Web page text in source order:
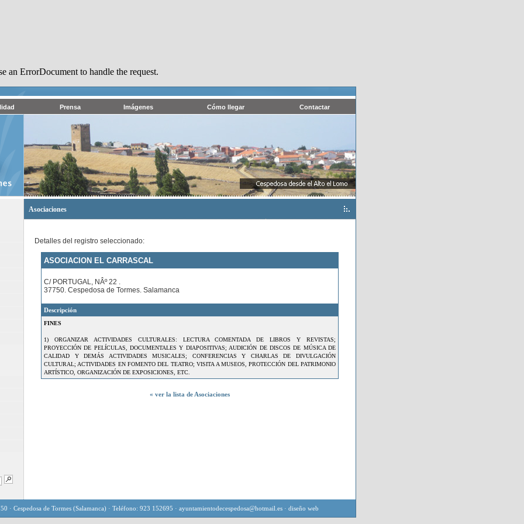
an ErrorDocument to handle the request.
Prensa Imágenes Cómo llegar Contactar
Asociaciones
Detalles del registro seleccionado:
ASOCIACION EL CARRASCAL
C/ PORTUGAL, NÂº 22 .
37750. Cespedosa de Tormes. Salamanca
Descripción
FINES
1) ORGANIZAR ACTIVIDADES CULTURALES: LECTURA COMENTADA DE LIBROS Y REVISTAS;
PROYECCIÓN DE PELÍCULAS, DOCUMENTALES Y DIAPOSITIVAS; AUDICIÓN DE DISCOS DE MÚSICA DE
CALIDAD Y DEMÁS ACTIVIDADES MUSICALES; CONFERENCIAS Y CHARLAS DE DIVULGACIÓN
CULTURAL; ACTIVIDADES EN FOMENTO DEL TEATRO; VISITA A MUSEOS, PROTECCIÓN DEL PATRIMONIO
ARTÍSTICO, ORGANIZACIÓN DE EXPOSICIONES, ETC.
« ver la lista de Asociaciones
· Cespedosa de Tormes (Salamanca) · Teléfono: 923 152695 · ayuntamientodecespedosa@hotmail.es · diseño web